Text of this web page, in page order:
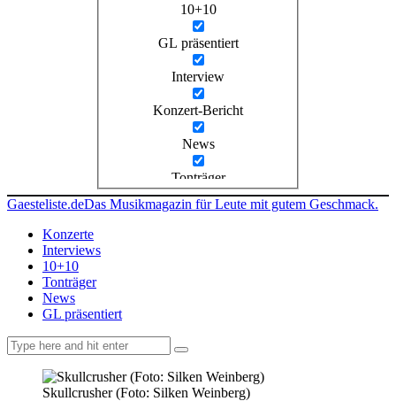
10+10
GL präsentiert
Interview
Konzert-Bericht
News
Tonträger
Gaesteliste.deDas Musikmagazin für Leute mit gutem Geschmack.
Konzerte
Interviews
10+10
Tonträger
News
GL präsentiert
Skullcrusher (Foto: Silken Weinberg)